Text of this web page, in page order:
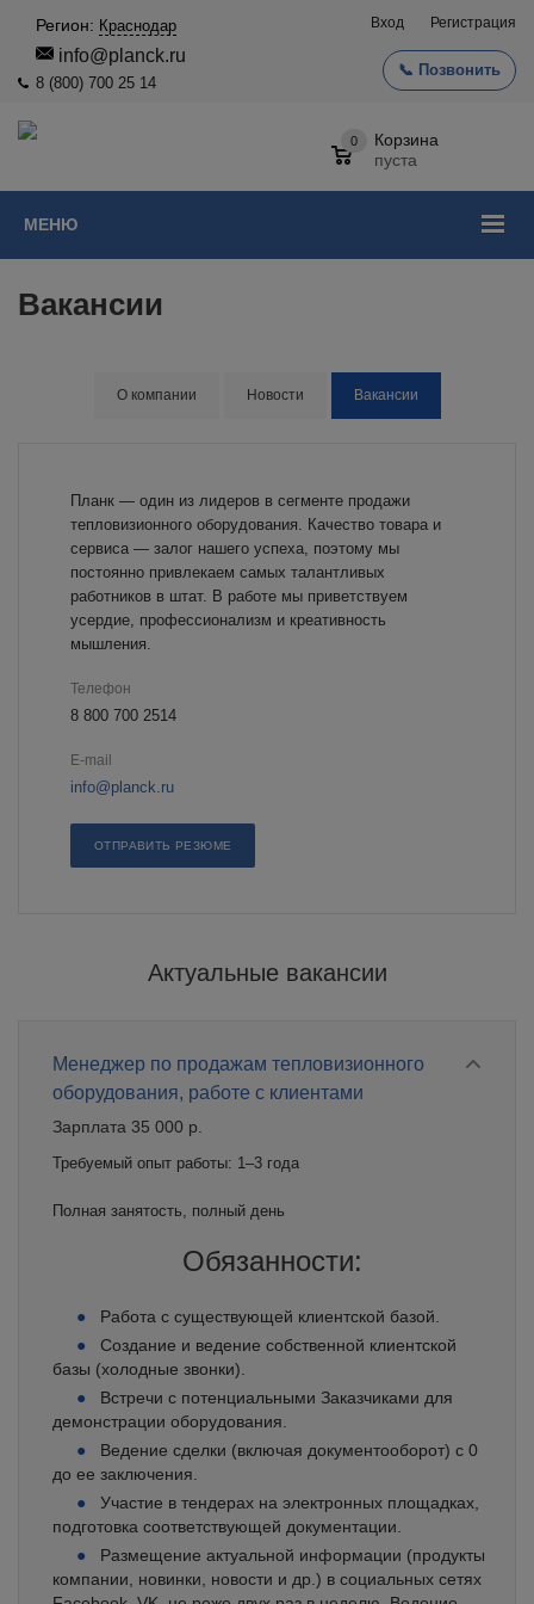
Регион: Краснодар
info@planck.ru
8 (800) 700 25 14
📞 Позвонить
Вход Регистрация
МЕНЮ
0
Корзина
пуста
Вакансии
О компании Новости Вакансии
Планк — один из лидеров в сегменте продажи
тепловизионного оборудования. Качество товара и
сервиса — залог нашего успеха, поэтому мы
постоянно привлекаем самых талантливых
работников в штат. В работе мы приветствуем
усердие, профессионализм и креативность
мышления.
Телефон
8 800 700 2514
E-mail
info@planck.ru
ОТПРАВИТЬ РЕЗЮМЕ
Актуальные вакансии
Менеджер по продажам тепловизионного
оборудования, работе с клиентами
Зарплата 35 000 р.
Требуемый опыт работы: 1–3 года
Полная занятость, полный день
Обязанности:
Работа с существующей клиентской базой.
Создание и ведение собственной клиентской
базы (холодные звонки).
Встречи с потенциальными Заказчиками для
демонстрации оборудования.
Ведение сделки (включая документооборот) с 0
до ее заключения.
Участие в тендерах на электронных площадках,
подготовка соответствующей документации.
Размещение актуальной информации (продукты
компании, новинки, новости и др.) в социальных сетях